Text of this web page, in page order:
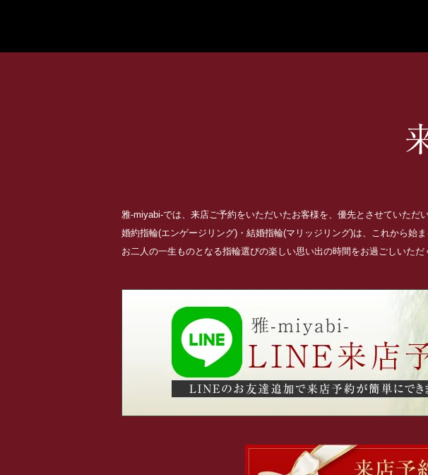
雅-miyabi-では、来店ご予約をいただいたお客様を、優先とさせていただい
婚約指輪(エンゲージリング)・結婚指輪(マリッジリング)は、これから始
お二人の一生ものとなる指輪選びの楽しい思い出の時間をお過ごしいた